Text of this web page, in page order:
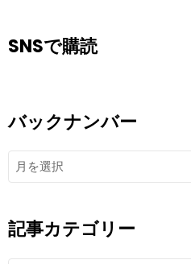
SNSで購読
バックナンバー
バ
ッ
ン
バ
ー
記事カテゴリー